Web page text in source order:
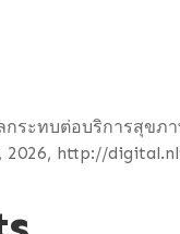
ระทบต่อบริการสุขภ
2026, http://